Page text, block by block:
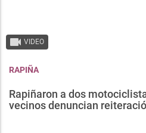
VIDEO
RAPIÑA
Rapiñaron a dos
vecinos denuncian